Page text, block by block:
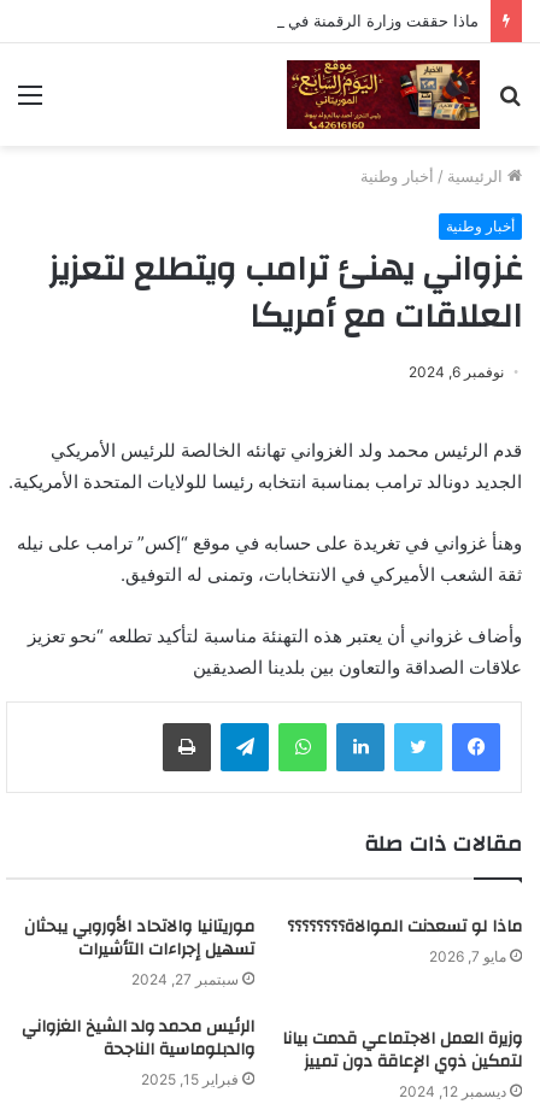
ماذا حققت وزارة الرقمنة في موريتانيا
بحث
عن
الرئيسية / أخبار وطنية
أخبار وطنية
غزواني يهنئ ترامب ويتطلع لتعزيز
العلاقات مع أمريكا
نوفمبر 6, 2024
قدم الرئيس محمد ولد الغزواني تهانئه الخالصة للرئيس الأمريكي
الجديد دونالد ترامب بمناسبة انتخابه رئيسا للولايات المتحدة الأمريكية.
وهنأ غزواني في تغريدة على حسابه في موقع “إكس” ترامب على نيله
ثقة الشعب الأميركي في الانتخابات، وتمنى له التوفيق.
وأضاف غزواني أن يعتبر هذه التهنئة مناسبة لتأكيد تطلعه “نحو تعزيز
علاقات الصداقة والتعاون بين بلدينا الصديقين
لينكدإن واتساب
مقالات ذات صلة
ماذا لو تسعدنت الموالاة؟؟؟؟؟؟؟؟
مايو 7, 2026
موريتانيا والاتحاد الأوروبي يبحثان
تسهيل إجراءات التأشيرات
سبتمبر 27, 2024
وزيرة العمل الاجتماعي قدمت بيانا
لتمكين ذوي الإعاقة دون تمييز
ديسمبر 12, 2024
الرئيس محمد ولد الشيخ الغزواني
والدبلوماسية الناجحة
فبراير 15, 2025